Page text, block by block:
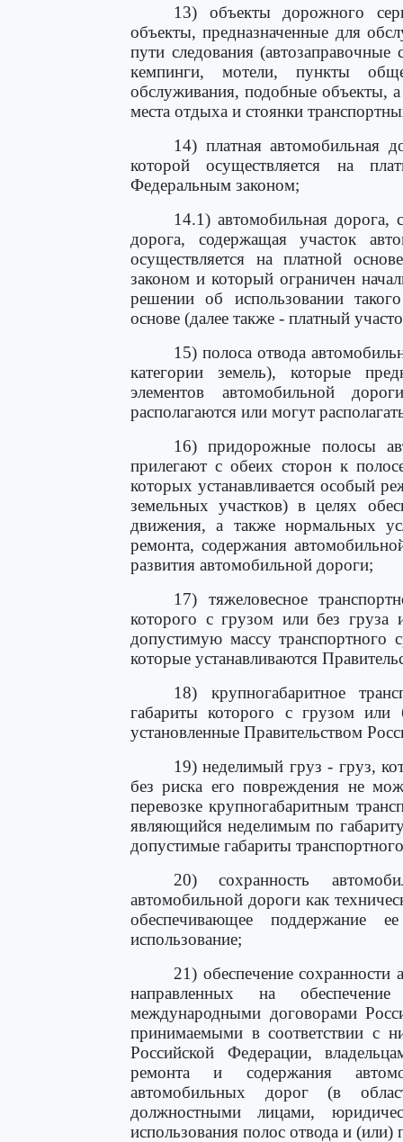
13) объекты дорожного
объекты, предназначенные для
пути следования (автозаправочные
кемпинги, мотели, пункты
обслуживания, подобные объекты,
места отдыха и стоянки
14) платная автомобильная
которой осуществляется на
Федеральным законом;
14.1) автомобильная дорога,
дорога, содержащая участок
осуществляется на платной
законом и который ограничен
решении об использовании
основе (далее также - платный
15) полоса отвода
категории земель), которые
элементов автомобильной
располагаются или могут
16) придорожные полосы
прилегают с обеих сторон к
которых устанавливается особый
земельных участков) в целях
движения, а также нормальных
ремонта, содержания
развития автомобильной дороги;
17) тяжеловесное
которого с грузом или без
допустимую массу транспортного
которые устанавливаются
18) крупногабаритное
габариты которого с грузом
установленные Правительством
19) неделимый груз - груз,
без риска его повреждения не
перевозке крупногабаритным
являющийся неделимым по
допустимые габариты
20) сохранность
автомобильной дороги как
обеспечивающее поддержание
использование;
21) обеспечение
направленных на
международными договорами
принимаемыми в соответствии с
Российской Федерации,
ремонта и содержания
автомобильных дорог (в
должностными лицами,
использования полос отвода и